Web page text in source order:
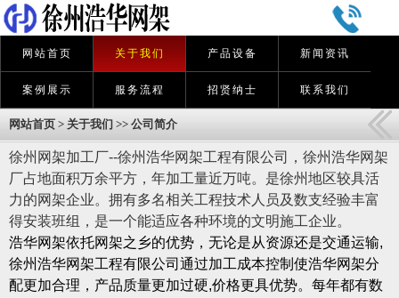
网站首页 关于我们 产品设备 新闻资讯
案例展示 服务流程 招贤纳士 联系我们
网站首页 > 关于我们 >> 公司简介
徐州 网架加工厂--徐州浩华网架工程有限公司，徐州浩华网架
厂占地面积万余平方，年加工量近万吨。是徐州地区较具活
力的网架企业。拥有多名相关工程技术人员及数支经验丰富
得安装班组，是一个能适应各种环境的文明施工企业。
浩华网架依托网架之乡的优势，无论是从资源还是交通运输,
徐州浩华网架工程有限公司通过加工成本控制使浩华网架分
配更加合理，产品质量更加过硬,价格更具优势。每年都有数